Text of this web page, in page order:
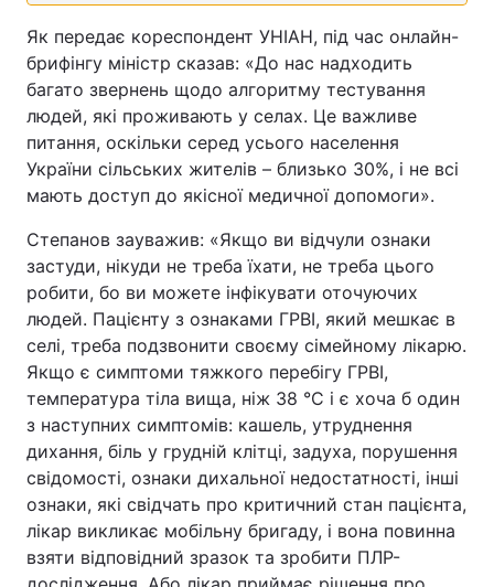
Як передає кореспондент УНІАН, під час онлайн-
брифінгу міністр сказав: «До нас надходить
багато звернень щодо алгоритму тестування
людей, які проживають у селах. Це важливе
питання, оскільки серед усього населення
України сільських жителів – близько 30%, і не всі
мають доступ до якісної медичної допомоги».
Степанов зауважив: «Якщо ви відчули ознаки
застуди, нікуди не треба їхати, не треба цього
робити, бо ви можете інфікувати оточуючих
людей. Пацієнту з ознаками ГРВІ, який мешкає в
селі, треба подзвонити своєму сімейному лікарю.
Якщо є симптоми тяжкого перебігу ГРВІ,
температура тіла вища, ніж 38 °C і є хоча б один
з наступних симптомів: кашель, утруднення
дихання, біль у грудній клітці, задуха, порушення
свідомості, ознаки дихальної недостатності, інші
ознаки, які свідчать про критичний стан пацієнта,
лікар викликає мобільну бригаду, і вона повинна
взяти відповідний зразок та зробити ПЛР-